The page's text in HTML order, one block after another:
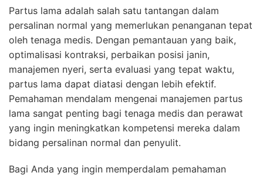
Partus lama adalah salah satu tantangan dalam
persalinan normal yang memerlukan penanganan tepat
oleh tenaga medis. Dengan pemantauan yang baik,
optimalisasi kontraksi, perbaikan posisi janin,
manajemen nyeri, serta evaluasi yang tepat waktu,
partus lama dapat diatasi dengan lebih efektif.
Pemahaman mendalam mengenai manajemen partus
lama sangat penting bagi tenaga medis dan perawat
yang ingin meningkatkan kompetensi mereka dalam
bidang persalinan normal dan penyulit.
Bagi Anda yang ingin memperdalam pemahaman